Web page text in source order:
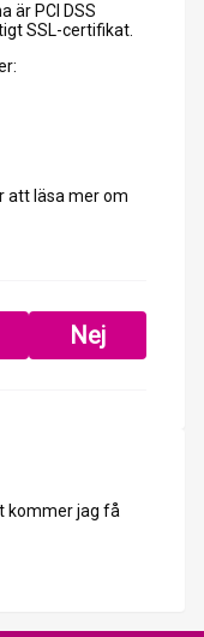
är PCI DSS
SSL-certifikat.
att läsa mer om
Nej
kommer jag få